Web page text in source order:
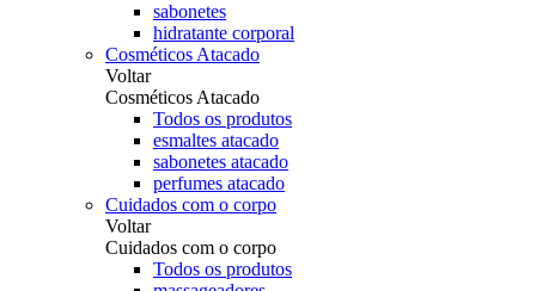
sabonetes
hidratante corporal
Cosméticos Atacado
Voltar
Cosméticos Atacado
Todos os produtos
esmaltes atacado
sabonetes atacado
perfumes atacado
Cuidados com o corpo
Voltar
Cuidados com o corpo
Todos os produtos